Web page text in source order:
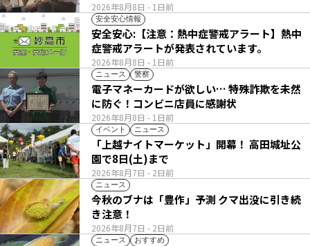
2026年8月8日 - 1日前
安全安心情報
2026年8月8日 - 1日前
安全安心:【注意：熱中症警戒アラート】熱中
症警戒アラートが発表されています。
ニュース 警察
2026年8月8日 - 1日前
電子マネーカードが欲しい… 特殊詐欺を未然
に防ぐ！コンビニ店員に感謝状
イベント ニュース
2026年8月7日 - 2日前
「上越ナイトマーケット」開幕！ 高田城址公
園で8日(土)まで
ニュース
2026年8月7日 - 2日前
今秋のブナは「豊作」予測 クマ出没に引き続
き注意！
ニュース おすすめ